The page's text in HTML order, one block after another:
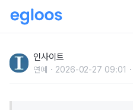
포착돼... 촬영 내내 밝은 얼굴
인사이트
연예 2026-02-27 09:01